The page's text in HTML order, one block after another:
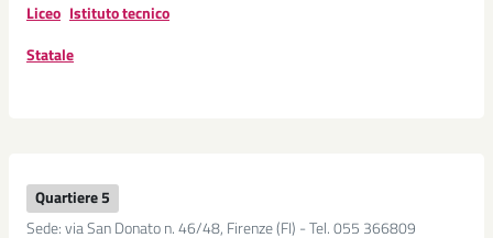
Seguici
Telegram
su
Liceo Istituto tecnico
Statale
Quartiere 5
Sede: via San Donato n. 46/48, Firenze (FI) - Tel. 055 366809